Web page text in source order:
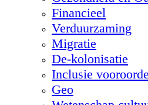
Financieel
Verduurzaming
Migratie
De-kolonisatie
Inclusie
Geo